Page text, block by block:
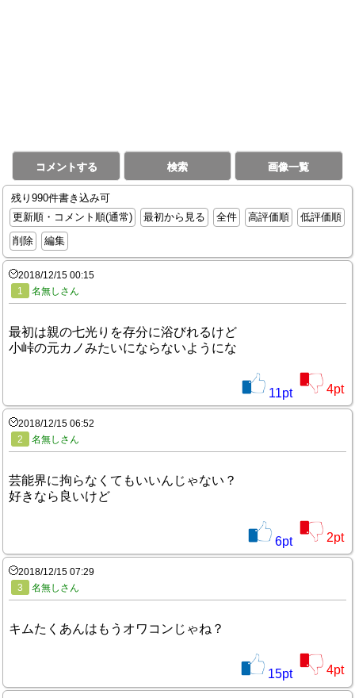
コメントする 検索 画像一覧
残り990件書き込み可
更新順・コメント順(通常)
最初から見る 全件 高評価順
低評価順
削除
編集
2018/12/15 00:15
1
名無しさん
最初は親の七光りを存分に浴びれるけど
小峠の元カノみたいにならないようにな
11pt 4pt
2018/12/15 06:52
2
名無しさん
芸能界に拘らなくてもいいんじゃない？
好きなら良いけど
6pt 2pt
2018/12/15 07:29
3
名無しさん
キムたくあんはもうオワコンじゃね？
15pt 4pt